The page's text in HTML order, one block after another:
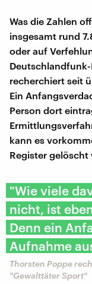
Was die Zahlen
insgesamt rund
oder auf
recherchiert seit
Ein
Person dort
kann es
Register gelöscht
"Wie viele
nicht, ist
Denn ein
Aufnahme
Thorsten Poppe
"Gewalttäter Sport"